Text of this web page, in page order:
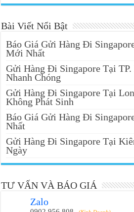
Bài Viết Nổi Bật
Báo Giá Gửi Hàng Đi
Mới Nhất
Gửi Hàng Đi Singapore Tại
Nhanh Chóng
Gửi Hàng Đi Singapore Tại
Không Phát Sinh
Báo Giá Gửi Hàng Đi
Nhất
Gửi Hàng Đi Singapore Tại
Ngày
TƯ VẤN VÀ BÁO GIÁ
Zalo